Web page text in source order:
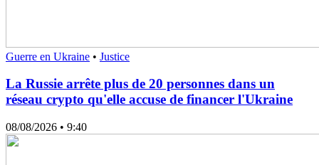
Guerre en Ukraine • Justice
La Russie arrête plus de 20 personnes dans un
réseau crypto qu'elle accuse de financer l'Ukraine
08/08/2026 • 9:40